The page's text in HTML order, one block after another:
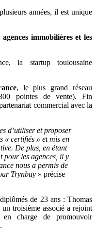
années, il est unique
immobilières et les
la startup toulousaine
, le plus grand réseau
pointes de vente). Fin
commercial avec la
d’utiliser et proposer
« certifiés » et mis en
De plus, en étant
pour les agences, il y
nous a permis de
Trynbuy » précise
de 23 ans : Thomas
troisième associé a rejoint
charge de promouvoir